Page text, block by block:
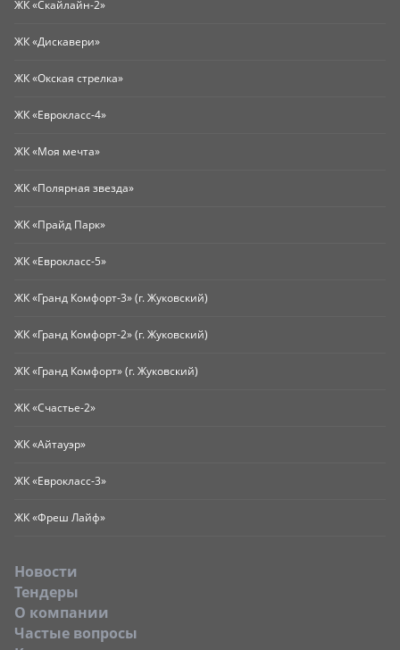
ЖК «Скайлайн-2»
ЖК «Дискавери»
ЖК «Окская стрелка»
ЖК «Еврокласс-4»
ЖК «Моя мечта»
ЖК «Полярная звезда»
ЖК «Прайд Парк»
ЖК «Еврокласс-5»
ЖК «Гранд Комфорт-3» (г. Жуковский)
ЖК «Гранд Комфорт-2» (г. Жуковский)
ЖК «Гранд Комфорт» (г. Жуковский)
ЖК «Счастье-2»
ЖК «Айтауэр»
ЖК «Еврокласс-3»
ЖК «Фреш Лайф»
Новости
Тендеры
O компании
Частые вопросы